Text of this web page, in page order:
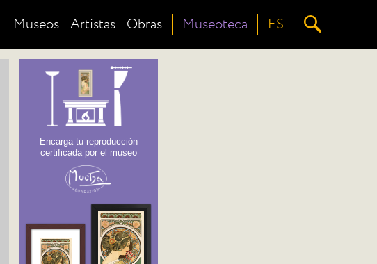
Museos Artistas Obras Museoteca ES
Encarga tu reproducción
certificada por el museo